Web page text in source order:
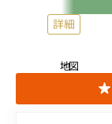
詳細
地図